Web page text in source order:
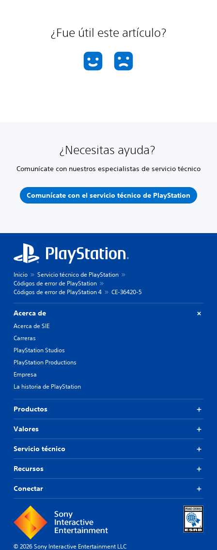
¿Fue útil este artículo?
¿Necesitas ayuda?
Comunícate con nuestros especialistas de servicio técnico
Comunícate con el servicio técnico de PlayStation
Inicio
Servicio técnico de PlayStation
Códigos de error de PlayStation
Códigos de error de PlayStation 4
CE-36420-5
Acerca de
Acerca de SIE
Carreras
PlayStation Studios
PlayStation Productions
Empresa
La historia de PlayStation
Productos
Valores
Servicio técnico
Recursos
Conectar
© 2026 Sony Interactive Entertainment LLC